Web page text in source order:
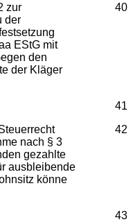
40
zur
der
EStG mit
den
der Kläger
41
42
nach § 3
gezahlte
ausbleibende
könne
43